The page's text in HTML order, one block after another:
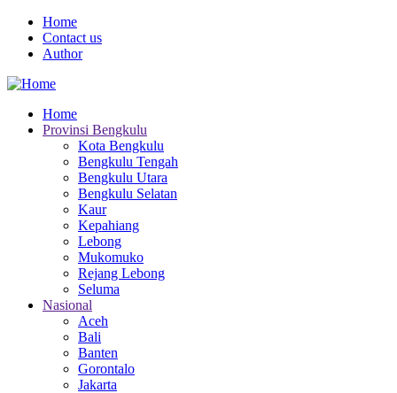
Skip
main
Menu
Mobile
Home
Contact us
Author
Main
navigation
Home
Provinsi Bengkulu
Kota Bengkulu
Bengkulu Tengah
Bengkulu Utara
Bengkulu Selatan
Kaur
Kepahiang
Lebong
Mukomuko
Rejang Lebong
Seluma
Nasional
Aceh
Bali
Banten
Gorontalo
Jakarta